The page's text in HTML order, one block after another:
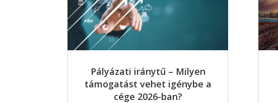
Pályázati iránytű – Milyen
támogatást vehet igénybe a
cége 2026-ban?